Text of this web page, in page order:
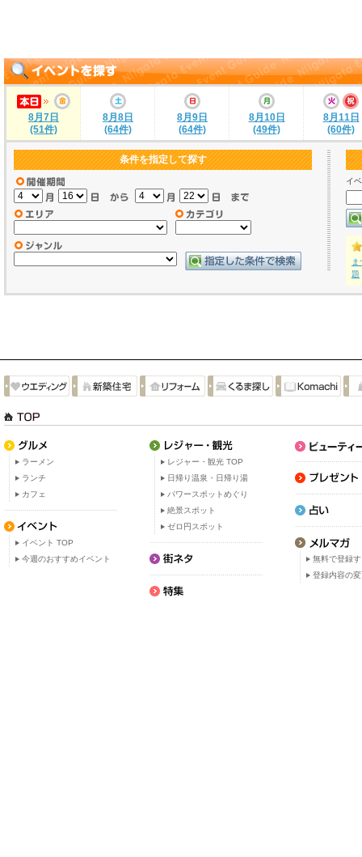
8月7日
(51件)
8月8日
(64件)
8月9日
(64件)
8月10日
(49件)
8月11日
(60件)
条件を指定して探す
イ
ま
題
ラーメン
ランチ
カフェ
イベント TOP
今週のおすすめイベント
レジャー・観光 TOP
日帰り温泉・日帰り湯
パワースポットめぐり
絶景スポット
ゼロ円スポット
無料で登録
登録内容の